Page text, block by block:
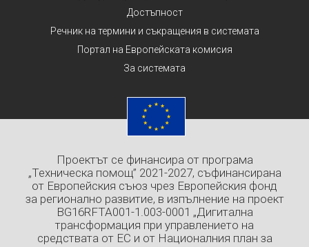
Достъпност
Речник на термини и съкращения в системата
Портал на Европейската комисия
За системата
Проектът се финансира от програма
„Техническа помощ” 2021-2027, съфинансирана
от Европейския съюз чрез Европейския фонд
за регионално развитие, в изпълнение на проект
BG16RFTA001-1.003-0001 „Дигитална
трансформация при управлението на
средствата от ЕС и от Националния план за